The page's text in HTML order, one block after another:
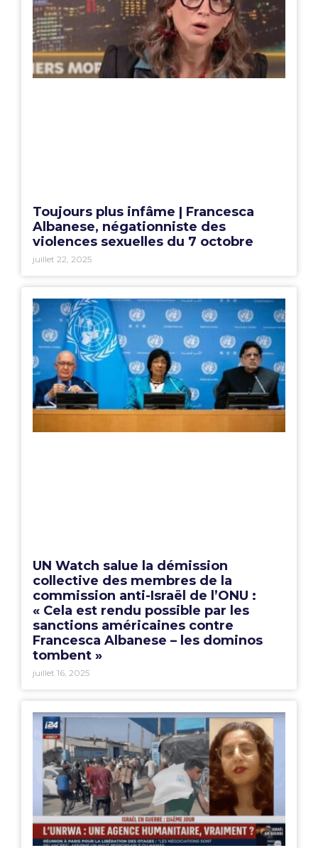
Toujours plus infâme | Francesca
Albanese, négationniste des
violences sexuelles du 7 octobre
juillet 22, 2025
UN Watch salue la démission
collective des membres de la
commission anti-Israël de l’ONU :
« Cela est rendu possible par les
sanctions américaines contre
Francesca Albanese – les dominos
tombent »
juillet 16, 2025